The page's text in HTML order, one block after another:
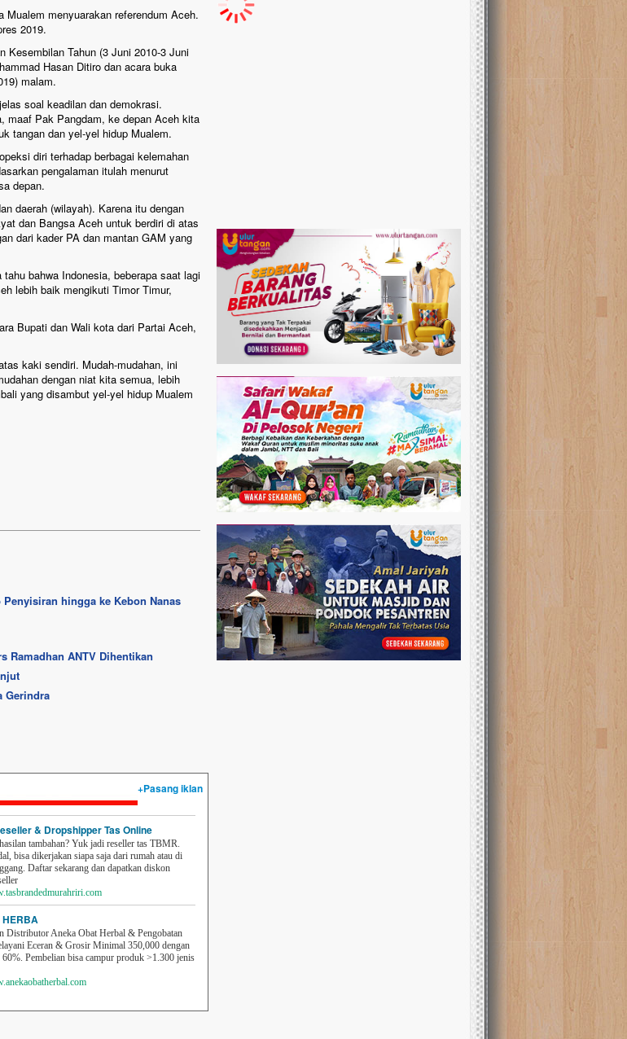
menyuarakan referendum Aceh.
2019.
Kesembilan Tahun (3 Juni 2010-3 Juni
Hasan Ditiro dan acara buka
malam.
soal keadilan dan demokrasi.
maaf Pak Pangdam, ke depan Aceh kita
tangan dan yel-yel hidup Mualem.
diri terhadap berbagai kelemahan
pengalaman itulah menurut
depan.
daerah (wilayah). Karena itu dengan
dan Bangsa Aceh untuk berdiri di atas
dari kader PA dan mantan GAM yang
bahwa Indonesia, beberapa saat lagi
lebih baik mengikuti Timor Timur,
Bupati dan Wali kota dari Partai Aceh,
kaki sendiri. Mudah-mudahan, ini
dengan niat kita semua, lebih
yang disambut yel-yel hidup Mualem
hingga ke Kebon Nanas
Ramadhan ANTV Dihentikan
Gerindra
+Pasang iklan
& Dropshipper Tas Online
tambahan? Yuk jadi reseller tas TBMR.
bisa dikerjakan siapa saja dari rumah atau di
Daftar sekarang dan dapatkan diskon
HERBA
Distributor Aneka Obat Herbal & Pengobatan
Eceran & Grosir Minimal 350,000 dengan
Pembelian bisa campur produk >1.300 jenis